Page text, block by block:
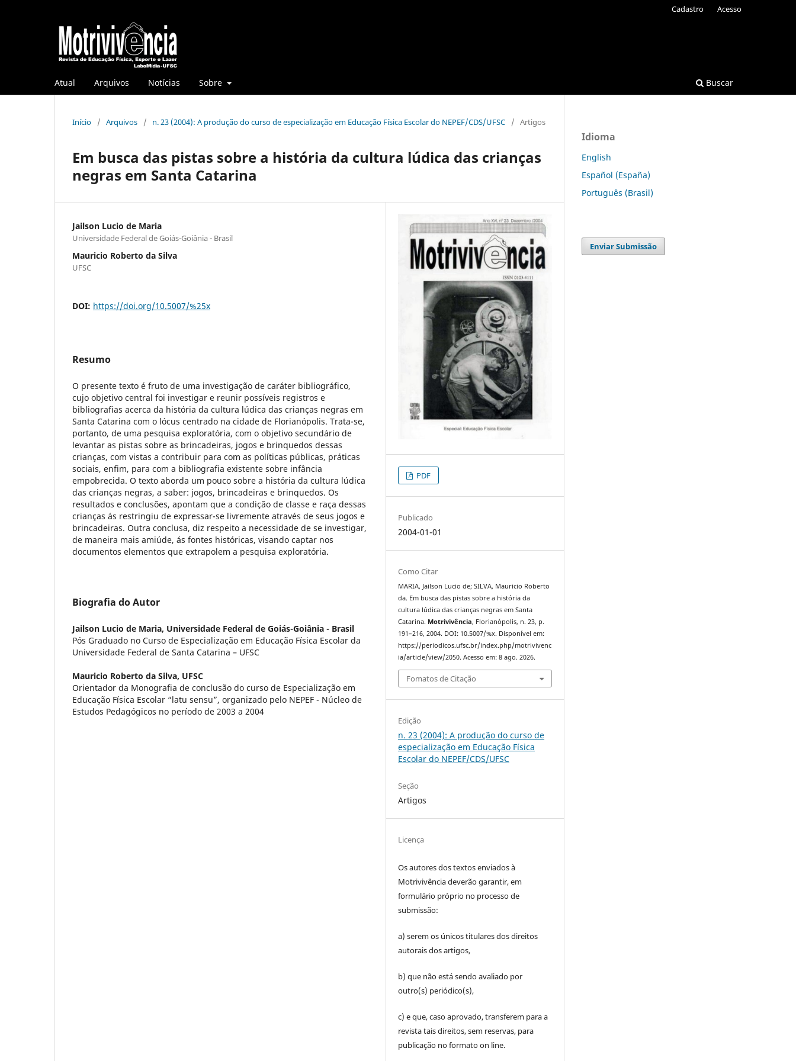
Atual Arquivos Notícias Sobre Buscar
Cadastro Acesso
Início / Arquivos / n. 23 (2004): A produção do curso de especialização em Educação Física Escolar do NEPEF/CDS/UFSC / Artigos
Em busca das pistas sobre a história da cultura lúdica das crianças
negras em Santa Catarina
Jailson Lucio de Maria
Universidade Federal de Goiás-Goiânia - Brasil
Mauricio Roberto da Silva
UFSC
DOI: https://doi.org/10.5007/%25x
Resumo
O presente texto é fruto de uma investigação de caráter bibliográfico,
cujo objetivo central foi investigar e reunir possíveis registros e
bibliografias acerca da história da cultura lúdica das crianças negras em
Santa Catarina com o lócus centrado na cidade de Florianópolis. Trata-se,
portanto, de uma pesquisa exploratória, com o objetivo secundário de
levantar as pistas sobre as brincadeiras, jogos e brinquedos dessas
crianças, com vistas a contribuir para com as políticas públicas, práticas
sociais, enfim, para com a bibliografia existente sobre infância
empobrecida. O texto aborda um pouco sobre a história da cultura lúdica
das crianças negras, a saber: jogos, brincadeiras e brinquedos. Os
resultados e conclusões, apontam que a condição de classe e raça dessas
crianças ás restringiu de expressar-se livremente através de seus jogos e
brincadeiras. Outra conclusa, diz respeito a necessidade de se investigar,
de maneira mais amiúde, ás fontes históricas, visando captar nos
documentos elementos que extrapolem a pesquisa exploratória.
Biografia do Autor
Jailson Lucio de Maria, Universidade Federal de Goiás-Goiânia - Brasil
Pós Graduado no Curso de Especialização em Educação Física Escolar da
Universidade Federal de Santa Catarina – UFSC
Mauricio Roberto da Silva, UFSC
Orientador da Monografia de conclusão do curso de Especialização em
Educação Física Escolar “latu sensu”, organizado pelo NEPEF - Núcleo de
Estudos Pedagógicos no período de 2003 a 2004
PDF
Publicado
2004-01-01
Como Citar
MARIA, Jailson Lucio de; SILVA, Mauricio Roberto
da. Em busca das pistas sobre a história da
cultura lúdica das crianças negras em Santa
Catarina. Motrivivência, Florianópolis, n. 23, p.
191–216, 2004. DOI: 10.5007/%x. Disponível em:
https://periodicos.ufsc.br/index.php/motrivivenc
ia/article/view/2050. Acesso em: 8 ago. 2026.
Fomatos de Citação
Edição
n. 23 (2004): A produção do curso de
especialização em Educação Física
Escolar do NEPEF/CDS/UFSC
Seção
Artigos
Licença
Os autores dos textos enviados à
Motrivivência deverão garantir, em
formulário próprio no processo de
submissão:
a) serem os únicos titulares dos direitos
autorais dos artigos,
b) que não está sendo avaliado por
outro(s) periódico(s),
c) e que, caso aprovado, transferem para a
revista tais direitos, sem reservas, para
publicação no formato on line.
Idioma
English
Español (España)
Português (Brasil)
Enviar Submissão